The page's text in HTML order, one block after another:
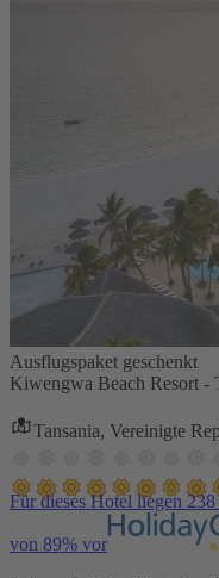
Ausflugspaket geschenkt
Kiwengwa Beach Resort -
Tansania, Vereinigte
Für dieses Hotel liegen
von 89% vor